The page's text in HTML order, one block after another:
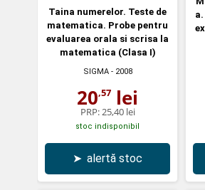
Taina numerelor. Teste de
matematica. Probe pentru
evaluarea orala si scrisa la
matematica (Clasa I)
SIGMA- 2008
20,57 lei
PRP:25,40 lei
stoc indisponibil
➤ alertă stoc